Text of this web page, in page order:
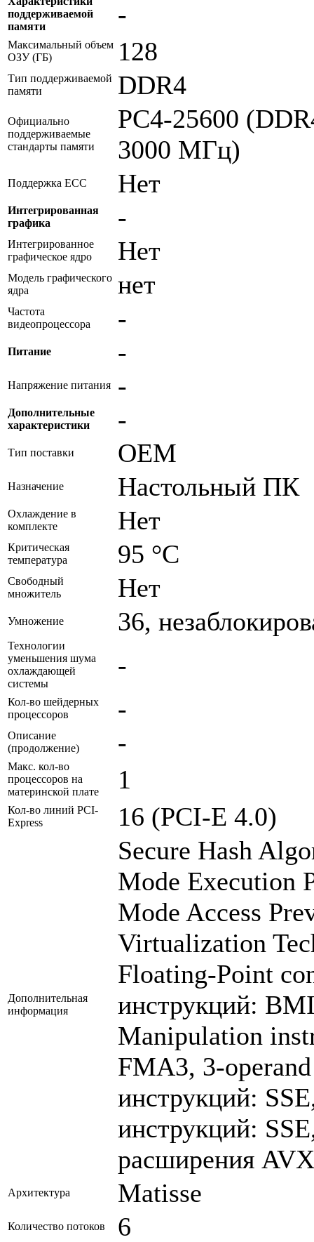
поддерживаемой
памяти
-
Максимальный объем
ОЗУ (ГБ)
128
Тип поддерживаемой
памяти
DDR4
Официально
поддерживаемые
стандарты памяти
PC4-25600
3000 МГц)
Поддержка ECC Нет
Интегрированная
графика
-
Интегрированное
графическое ядро
Нет
Модель графического
ядра
нет
Частота
видеопроцессора
-
Питание -
Напряжение питания -
Дополнительные
характеристики
-
Тип поставки OEM
Назначение Настольный ПК
Охлаждение в
комплекте
Нет
Критическая
температура
95 °C
Свободный
множитель
Нет
Умножение 36,
Технологии
уменьшения шума
охлаждающей
системы
-
Кол-во шейдерных
процессоров
-
Описание
(продолжение)
-
Макс. кол-во
процессоров на
материнской плате
1
Кол-во линий PCI-
Express
16 (PCI-E 4.0)
Дополнительная
информация
Secure Hash
Mode Execution
Mode Access
Virtualization
Floating-Point
инструкций:
Manipulation
FMA3, 3-
инструкций:
инструкций:
расширения
Архитектура Matisse
Количество потоков 6